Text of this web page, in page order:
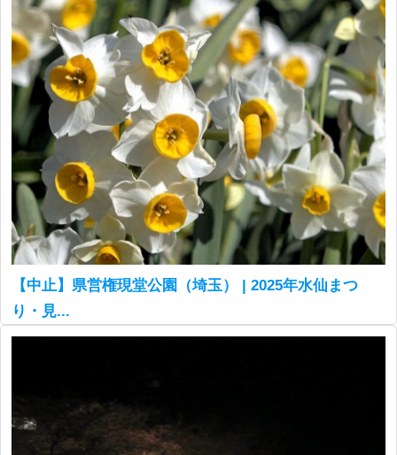
【中止】県営権現堂公園（埼玉） | 2025年水仙まつ
り・見...